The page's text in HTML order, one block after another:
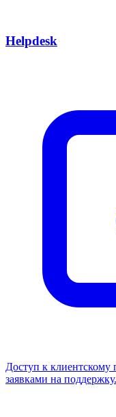
Helpdesk
Доступ к клиентскому
заявками на поддержку.